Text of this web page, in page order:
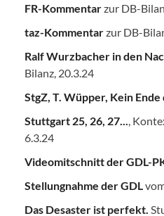
FR-Kommentarzur DB-
taz-Kommentarzur DB-
Ralf Wurzbacher in den
Bilanz, 20.3.24
StgZ, T. Wüpper, Kein
Stuttgart 25, 26, 27...
,
6.3.24
Videomitschnitt der GDL-
Stellungnahme der GDL
Das Desaster ist perfekt.